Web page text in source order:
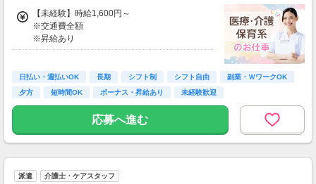
T♪
※交通費：別途全額支給
【未経験】時給1,600円～
※交通費全額
※昇給あり
◎日勤／未経験の場合
・日収(1,600*8)円（時給1,600円×8h）
※資格手当あり（時給50円～UP/資格の種類に
日払い・週払いOK 長期 シフト制 シフト自由
副業・ＷワークOK
夕方
短時間OK ボーナス・昇給あり 未経験歓迎
応募へ進む
派遣 介護士・ケアスタッフ